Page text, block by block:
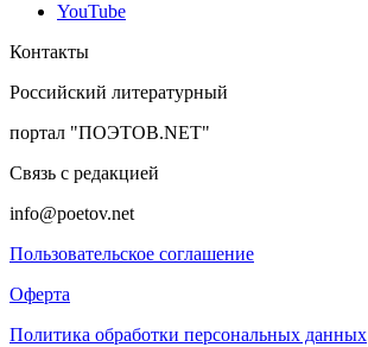
YouTube
Контакты
Российский литературный
портал "ПОЭТОВ.NET"
Связь с редакцией
info@poetov.net
Пользовательское соглашение
Оферта
Политика обработки персональных данных